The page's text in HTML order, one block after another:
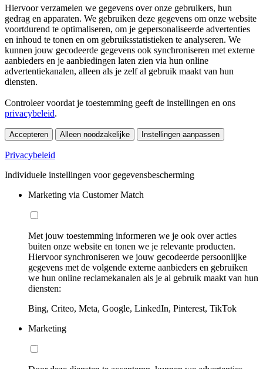
Hiervoor verzamelen we gegevens over onze gebruikers, hun
gedrag en apparaten. We gebruiken deze gegevens om onze website
voortdurend te optimaliseren, om je gepersonaliseerde advertenties
en inhoud te tonen en om gebruiksstatistieken te analyseren. We
kunnen jouw gecodeerde gegevens ook synchroniseren met externe
aanbieders en je aanbiedingen laten zien via hun online
advertentiekanalen, alleen als je zelf al gebruik maakt van hun
diensten.
Controleer voordat je toestemming geeft de instellingen en ons
privacybeleid.
Accepteren Alleen noodzakelijke Instellingen aanpassen
Privacybeleid
Individuele instellingen voor gegevensbescherming
Marketing via Customer Match
Met jouw toestemming informeren we je ook over acties
buiten onze website en tonen we je relevante producten.
Hiervoor synchroniseren we jouw gecodeerde persoonlijke
gegevens met de volgende externe aanbieders en gebruiken
we hun online reclamekanalen als je al gebruik maakt van hun
diensten:
Bing, Criteo, Meta, Google, LinkedIn, Pinterest, TikTok
Marketing